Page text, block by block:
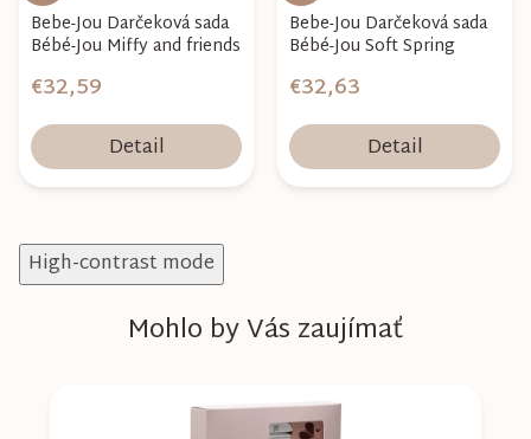
Bebe-Jou Darčeková sada
Bébé-Jou Miffy and friends
€32,59
Detail
Bebe-Jou Darčeková sada
Bébé-Jou Soft Spring
€32,63
Detail
High-contrast mode
Mohlo by Vás zaujímať